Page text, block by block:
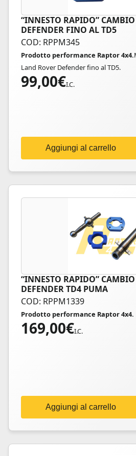
“INNESTO RAPIDO”
DEFENDER FINO AL TD5
COD: RPPM345
Prodotto performance Raptor 4x4.
Land Rover Defender fino al TD5.
99,00€I.C.
Aggiungi al carrello
“INNESTO RAPIDO”
DEFENDER TD4 PUMA
COD: RPPM1339
Prodotto performance Raptor 4x4.
169,00€I.C.
Aggiungi al carrello